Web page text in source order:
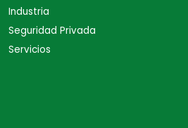
Industria
Seguridad Privada
Servicios